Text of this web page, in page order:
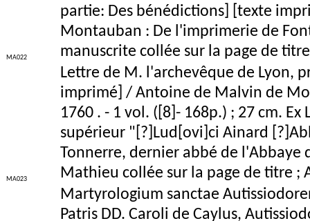
MA022
partie: Des bénédictions] [texte
Montauban : De l'imprimerie de
manuscrite collée sur la page de
MA023
Lettre de M. l'archevêque de Lyon,
imprimé] / Antoine de Malvin de
1760 . - 1 vol. ([8]- 168p.) ; 27 cm.
supérieur "[?]Lud[ovi]ci Ainard
Tonnerre, dernier abbé de l'Abbaye
Mathieu collée sur la page de titre ;
Martyrologium sanctae
Patris DD. Caroli de Caylus,